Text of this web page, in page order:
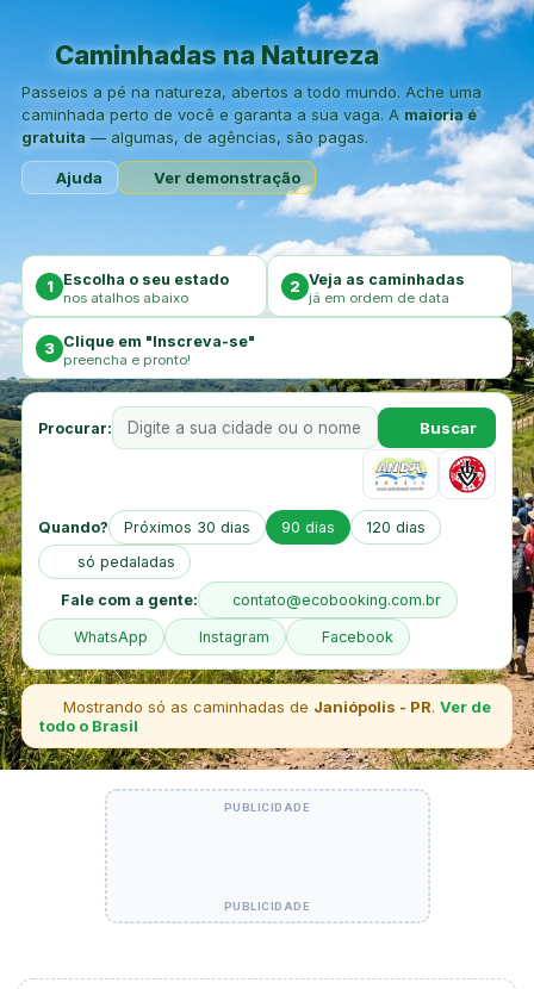
Caminhadas na Natureza
Passeios a pé na natureza, abertos a todo mundo. Ache uma
caminhada perto de você e garanta a sua vaga. A maioria é
gratuita — algumas, de agências, são pagas.
Ajuda Ver demonstração
1 Escolha o seu estado
nos atalhos abaixo
2 Veja as caminhadas
já em ordem de data
3 Clique em "Inscreva-se"
preencha e pronto!
Procurar: Buscar
Quando? Próximos 30 dias 90 dias
120 dias
só pedaladas
Fale com a gente: contato@ecobooking.com.br
WhatsApp Instagram Facebook
Mostrando só as caminhadas de Janiópolis - PR.Ver de
todo o Brasil